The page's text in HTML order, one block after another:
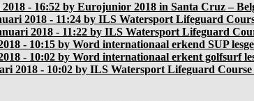
- 16:52 by Eurojunior 2018 in Santa Cruz –
2018 - 11:24 by ILS Watersport Lifeguard
2018 - 11:22 by ILS Watersport Lifeguard
- 10:15 by Word internationaal erkend SUP
- 10:02 by Word internationaal erkent golfsurf
2018 - 10:02 by ILS Watersport Lifeguard Course